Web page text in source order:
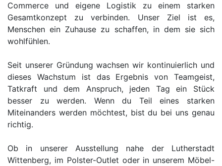
Commerce und eigene Logistik zu einem starken
Gesamtkonzept zu verbinden. Unser Ziel ist es,
Menschen ein Zuhause zu schaffen, in dem sie sich
wohlfühlen.
Seit unserer Gründung wachsen wir kontinuierlich und
dieses Wachstum ist das Ergebnis von Teamgeist,
Tatkraft und dem Anspruch, jeden Tag ein Stück
besser zu werden. Wenn du Teil eines starken
Miteinanders werden möchtest, bist du bei uns genau
richtig.
Ob in unserer Ausstellung nahe der Lutherstadt
Wittenberg, im Polster-Outlet oder in unserem Möbel-